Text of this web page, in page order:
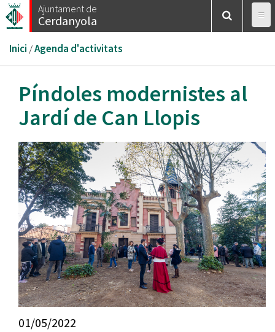
Vés
al
Ajuntament de
Cerdanyola
Esteu
aquí
Inici /Agenda d'activitats
Píndoles modernistes al
Jardí de Can Llopis
01/05/2022